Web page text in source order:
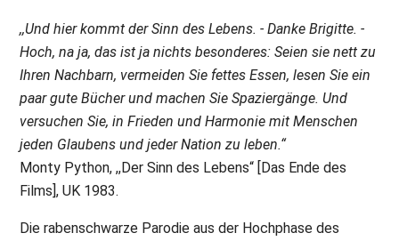
,,Und hier kommt der Sinn des Lebens. - Danke Brigitte. -
Hoch, na ja, das ist ja nichts besonderes: Seien sie nett zu
Ihren Nachbarn, vermeiden Sie fettes Essen, lesen Sie ein
paar gute Bücher und machen Sie Spaziergänge. Und
versuchen Sie, in Frieden und Harmonie mit Menschen
jeden Glaubens und jeder Nation zu leben.“
Monty Python, ,,Der Sinn des Lebens“ [Das Ende des
Films], UK 1983.
Die rabenschwarze Parodie aus der Hochphase des